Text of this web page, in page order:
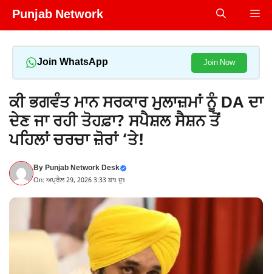
Skip
Punjab Network
Join WhatsApp Join Now
ਕੀ ਭਗਵੰਤ ਮਾਨ ਸਰਕਾਰ ਮੁਲਾਜ਼ਮਾਂ ਨੂੰ DA ਦਾ
ਦੇਣ ਜਾ ਰਹੀ ਤੋਹਫ਼ਾ? ਸਪੈਸ਼ਲ ਸੈਸ਼ਨ ਤੋਂ
ਪਹਿਲਾਂ ਚਰਚਾ ਜ਼ੋਰਾਂ ‘ਤੇ!
ByPunjab Network Desk
On: ਅਪ੍ਰੈਲ 29, 2026 3:33 ਬਾਃ ਦੁਃ